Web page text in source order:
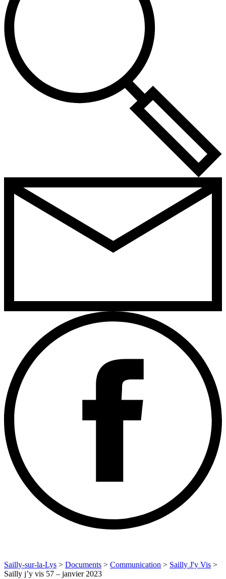
Sailly-sur-la-Lys > Documents > Communication > Sailly J'y Vis >
Sailly j’y vis 57 – janvier 2023